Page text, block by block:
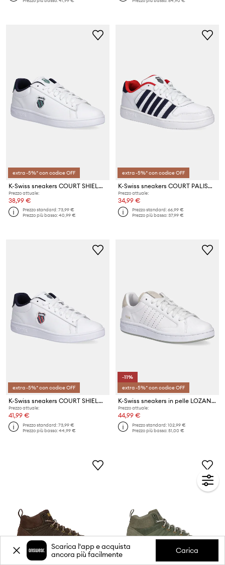
extra -5%* con codice OFF
K-Swiss sneakers COURT SHIELD II
Prezzo attuale:
38,99 €
Prezzo standard:73,99 €
Prezzo più basso:40,99 €
extra -5%* con codice OFF
K-Swiss sneakers COURT PALISADES
Prezzo attuale:
34,99 €
Prezzo standard:66,99 €
Prezzo più basso:37,99 €
extra -5%* con codice OFF
K-Swiss sneakers COURT SHIELD II
Prezzo attuale:
41,99 €
Prezzo standard:73,99 €
Prezzo più basso:44,99 €
-11%
extra -5%* con codice OFF
K-Swiss sneakers in pelle LOZAN KLUB LTH
Prezzo attuale:
44,99 €
Prezzo standard:102,99 €
Prezzo più basso:51,00 €
Scarica l'app e acquista
ancora più facilmente
Carica